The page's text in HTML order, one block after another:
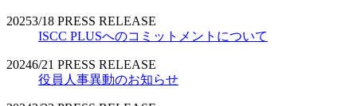
20253/18 PRESS RELEASE
ISCC PLUSへのコミットメントについて
20246/21 PRESS RELEASE
役員人事異動のお知らせ